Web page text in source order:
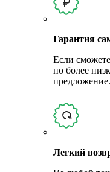
Гарантия
Если
по более
предложение.
Легкий